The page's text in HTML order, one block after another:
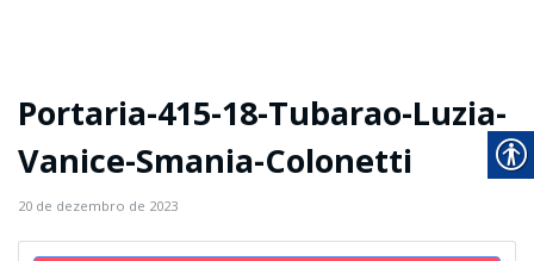
Portaria-415-18-Tubarao-Luzia-
Vanice-Smania-Colonetti
20 de dezembro de 2023